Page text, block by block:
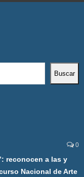
Buscar
0
reconocen a las y
Nacional de Arte